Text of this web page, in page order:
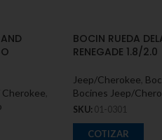
Cherokee,
BOCIN RUEDA
RENEGADE 1.8/
Jeep/Cherokee,
Bocines Jeep/
SKU: 01-0301
COTIZAR